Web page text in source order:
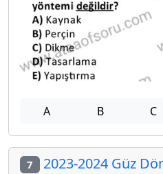
A B C
7 2023-2024 Güz